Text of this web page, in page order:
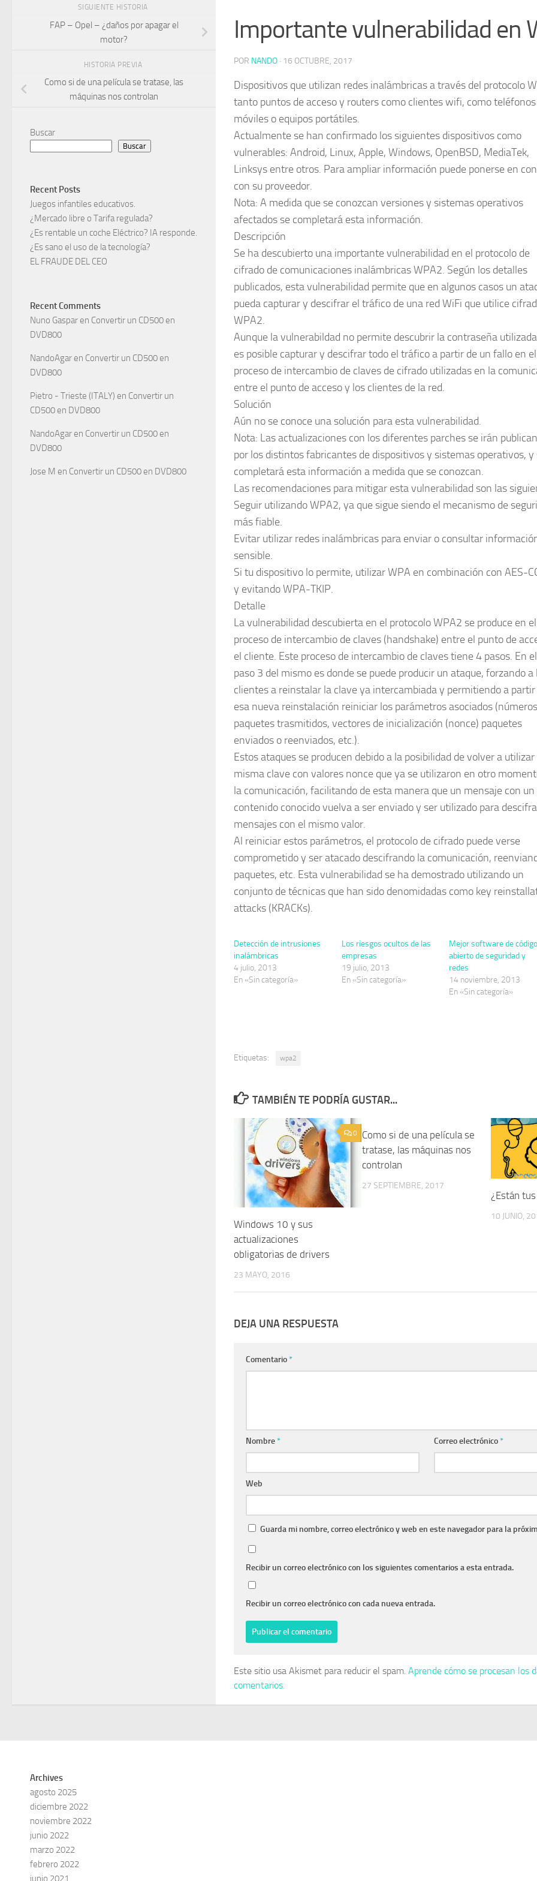
Importante vulnerabilidad en
POR NANDO · 16 OCTUBRE, 2017
Dispositivos que utilizan redes inalámbricas a través del protocolo
tanto puntos de acceso y routers como clientes wifi, como teléfonos
móviles o equipos portátiles.
Actualmente se han confirmado los siguientes dispositivos como
vulnerables: Android, Linux, Apple, Windows, OpenBSD, MediaTek,
Linksys entre otros. Para ampliar información puede ponerse en
con su proveedor.
Nota: A medida que se conozcan versiones y sistemas operativos
afectados se completará esta información.
Descripción
Se ha descubierto una importante vulnerabilidad en el protocolo de
cifrado de comunicaciones inalámbricas WPA2. Según los detalles
publicados, esta vulnerabilidad permite que en algunos casos un
pueda capturar y descifrar el tráfico de una red WiFi que utilice
WPA2.
Aunque la vulnerabildad no permite descubrir la contraseña
es posible capturar y descifrar todo el tráfico a partir de un fallo en el
proceso de intercambio de claves de cifrado utilizadas en la
entre el punto de acceso y los clientes de la red.
Solución
Aún no se conoce una solución para esta vulnerabilidad.
Nota: Las actualizaciones con los diferentes parches se irán
por los distintos fabricantes de dispositivos y sistemas operativos, y
completará esta información a medida que se conozcan.
Las recomendaciones para mitigar esta vulnerabilidad son las
Seguir utilizando WPA2, ya que sigue siendo el mecanismo de
más fiable.
Evitar utilizar redes inalámbricas para enviar o consultar
sensible.
Si tu dispositivo lo permite, utilizar WPA en combinación con AES-
y evitando WPA-TKIP.
Detalle
La vulnerabilidad descubierta en el protocolo WPA2 se produce en el
proceso de intercambio de claves (handshake) entre el punto de
el cliente. Este proceso de intercambio de claves tiene 4 pasos. En el
paso 3 del mismo es donde se puede producir un ataque, forzando a
clientes a reinstalar la clave ya intercambiada y permitiendo a partir
esa nueva reinstalación reiniciar los parámetros asociados
paquetes trasmitidos, vectores de inicialización (nonce) paquetes
enviados o reenviados, etc.).
Estos ataques se producen debido a la posibilidad de volver a utilizar
misma clave con valores nonce que ya se utilizaron en otro
la comunicación, facilitando de esta manera que un mensaje con un
contenido conocido vuelva a ser enviado y ser utilizado para
mensajes con el mismo valor.
Al reiniciar estos parámetros, el protocolo de cifrado puede verse
comprometido y ser atacado descifrando la comunicación,
paquetes, etc. Esta vulnerabilidad se ha demostrado utilizando un
conjunto de técnicas que han sido denomidadas como key
attacks (KRACKs).
Detección de intrusiones
inalámbricas
4 julio, 2013
En «Sin categoría»
Los riesgos ocultos de las
empresas
19 julio, 2013
En «Sin categoría»
Mejor software de código
abierto de seguridad y
redes
14 noviembre, 2013
En «Sin categoría»
Etiquetas: wpa2
TAMBIÉN TE PODRÍA GUSTAR...
0
Windows 10 y sus
actualizaciones
obligatorias de drivers
23 MAYO, 2016
Como si de una película se
tratase, las máquinas nos
controlan
27 SEPTIEMBRE, 2017
¿Están
10 JUNIO,
DEJA UNA RESPUESTA
Comentario*
Nombre* Correo electrónico*
Web
Guarda mi nombre, correo electrónico y web en este navegador para la
Recibir un correo electrónico con los siguientes comentarios a esta entrada.
Recibir un correo electrónico con cada nueva entrada.
Este sitio usa Akismet para reducir el spam. Aprende cómo se procesan los
comentarios.
SIGUIENTE HISTORIA
FAP – Opel – ¿daños por apagar el
motor?
HISTORIA PREVIA
Como si de una película se tratase, las
máquinas nos controlan
Buscar
Buscar
Recent Posts
Juegos infantiles educativos.
¿Mercado libre o Tarifa regulada?
¿Es rentable un coche Eléctrico? IA responde.
¿Es sano el uso de la tecnología?
EL FRAUDE DEL CEO
Recent Comments
Nuno Gaspar en Convertir un CD500 en
DVD800
NandoAgar en Convertir un CD500 en
DVD800
Pietro - Trieste (ITALY) en Convertir un
CD500 en DVD800
NandoAgar en Convertir un CD500 en
DVD800
Jose M en Convertir un CD500 en DVD800
Archives
agosto 2025
diciembre 2022
noviembre 2022
junio 2022
marzo 2022
febrero 2022
junio 2021